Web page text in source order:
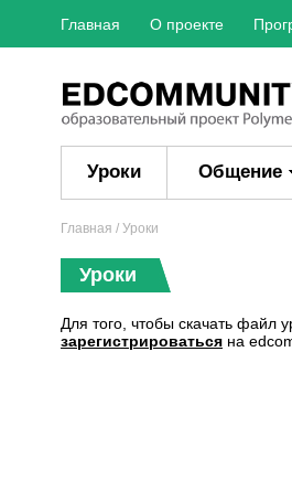
Главная О проекте
Уроки Общение
Главная / Уроки
Уроки
Для того, чтобы скачать файл
зарегистрироваться на